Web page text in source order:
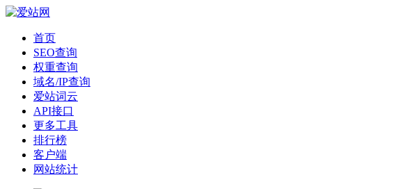
首页
SEO查询
权重查询
域名/IP查询
爱站词云
API接口
更多工具
排行榜
客户端
网站统计